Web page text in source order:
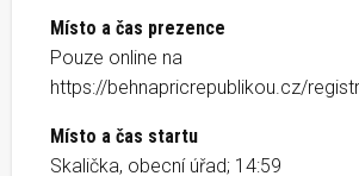
Místo a čas prezence
Pouze online na
https://behnapricrepublikou.cz/
Místo a čas startu
Skalička, obecní úřad; 14:59